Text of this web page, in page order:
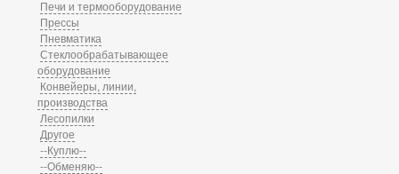
Печи и термооборудование
Прессы
Пневматика
Стеклообрабатывающее
оборудование
Конвейеры, линии,
производства
Лесопилки
Другое
--Куплю--
--Обменяю--